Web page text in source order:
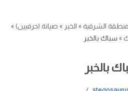
الشرقية» الخبر » صيانة (حرفيين)»
» سباك بالخبر
بالخبر